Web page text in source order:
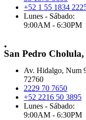
+52 1 55 1834
Lunes - Sábado:
9:00AM - 6:30PM
.
San Pedro
Av. Hidalgo, Num
72760
2229 70 7650
+52 2216 50 3895
Lunes - Sábado:
9:00AM - 6:30PM